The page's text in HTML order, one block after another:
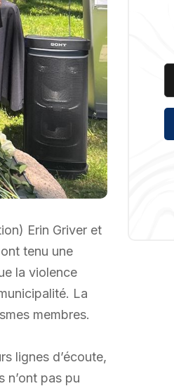
Erin Griver et
tenu une
la violence
La
membres.
lignes d’écoute,
n’ont pas pu